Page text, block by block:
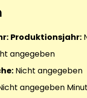
Produktionsjahr:
angegeben
Nicht angegeben
angegeben